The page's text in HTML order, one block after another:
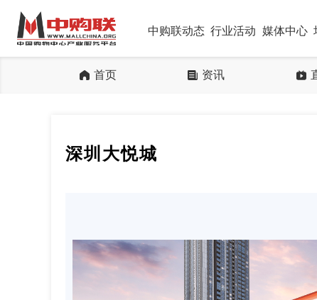
中购联动态 行业活动 媒体中心
首页 资讯
深圳大悦城